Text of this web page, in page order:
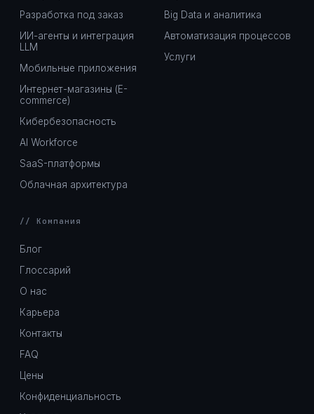
Разработка под заказ
ИИ-агенты и интеграция
LLM
Мобильные приложения
Интернет-магазины (E-
commerce)
Кибербезопасность
AI Workforce
SaaS-платформы
Облачная архитектура
Big Data и аналитика
Автоматизация процессов
Услуги
// Компания
Блог
Глоссарий
О нас
Карьера
Контакты
FAQ
Цены
Конфиденциальность